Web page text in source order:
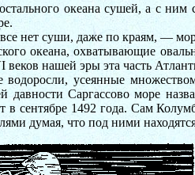
океана сушей, а с
нет суши, даже по краям, —
океана, охватывающие
нашей эры эта часть
водоросли, усеянные
давности Саргассово море
1492 года. Сам
думая, что под ними